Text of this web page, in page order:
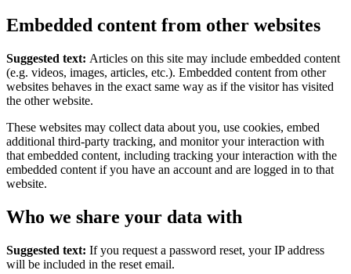
Embedded content from other websites
Suggested text: Articles on this site may include embedded content
(e.g. videos, images, articles, etc.). Embedded content from other
websites behaves in the exact same way as if the visitor has visited
the other website.
These websites may collect data about you, use cookies, embed
additional third-party tracking, and monitor your interaction with
that embedded content, including tracking your interaction with the
embedded content if you have an account and are logged in to that
website.
Who we share your data with
Suggested text: If you request a password reset, your IP address
will be included in the reset email.